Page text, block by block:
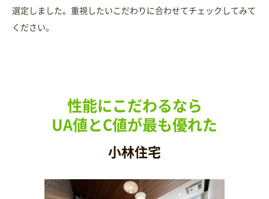
選定しました。重視したいこだわりに合わせてチェックしてみて
ください。
性能にこだわるなら
UA値とC値が最も優れた
小林住宅